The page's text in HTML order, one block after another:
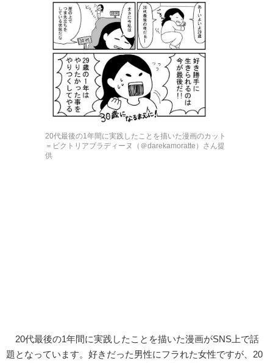
20代最後の1年間に実践したことを描いた漫画のカット
＝ビクトリアブラディーヌ（＠darekamoratte）さん提
供
20代最後の1年間に実践したことを描いた漫画がSNS上で話
題となっています。好きだった男性にフラれた女性ですが、20